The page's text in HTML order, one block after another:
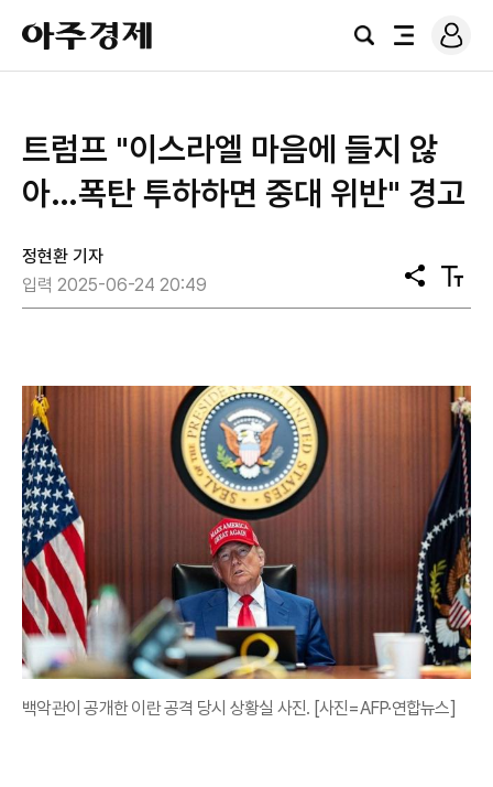
아
주
경
검
전
로
그
트럼프 "이스라엘 마음에 들지 않
아…폭탄 투하하면 중대 위반" 경고
정현환 기자
입력 2025-06-24 20:49
공
유
텍
스
백악관이 공개한 이란 공격 당시 상황실 사진. [사진=AFP·연합뉴스]